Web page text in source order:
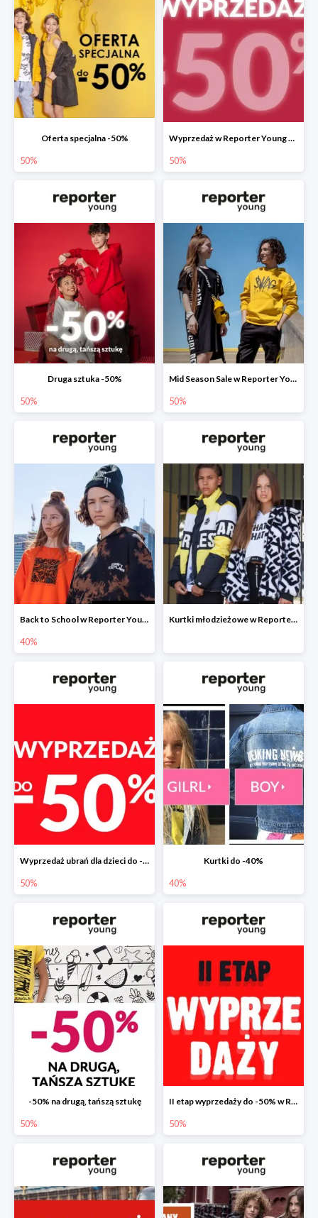
Oferta specjalna -50%
50%
Wyprzedaż w Reporter Young do -50%
50%
Druga sztuka -50%
50%
Mid Season Sale w Reporter Young do -50%
50%
Back to School w Reporter Young - drugi produkt -40%
40%
Kurtki młodzieżowe w Reporter Young -20%
Wyprzedaż ubrań dla dzieci do -50%
50%
Kurtki do -40%
40%
-50% na drugą, tańszą sztukę
50%
II etap wyprzedaży do -50% w Reporter Young
50%